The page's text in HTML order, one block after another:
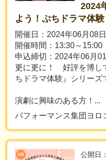
2024
よう！ぷちドラマ体験
開催日：2024年06月08日
開催時間：13:30～15:00
申込締切：2024年06月01
更に更に！ 好評を博し
ちドラマ体験』シリーズ
演劇に興味のある方！...
パフォーマンス集団ヨロ
公開日